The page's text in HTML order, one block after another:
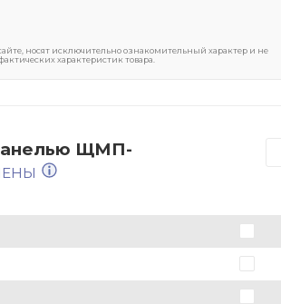
носят исключительно ознакомительный характер и не
характеристик товара.
ЩМП-